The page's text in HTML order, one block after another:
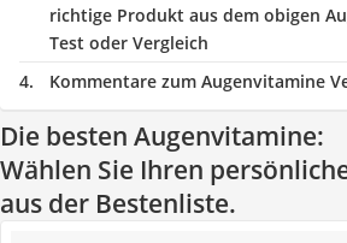
richtige Produkt aus dem obigen
Test oder Vergleich
Kommentare zum Augenvitamine
Die besten Augenvitamine:
Wählen Sie Ihren
aus der Bestenliste.